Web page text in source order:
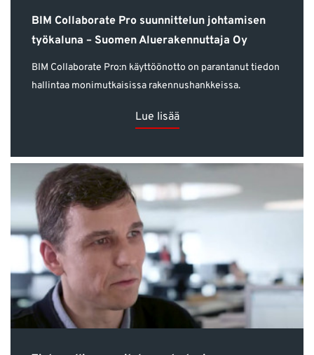
BIM Collaborate Pro suunnittelun johtamisen
työkaluna – Suomen Aluerakennuttaja Oy
BIM Collaborate Pro:n käyttöönotto on parantanut tiedon
hallintaa monimutkaisissa rakennushankkeissa.
Lue lisää